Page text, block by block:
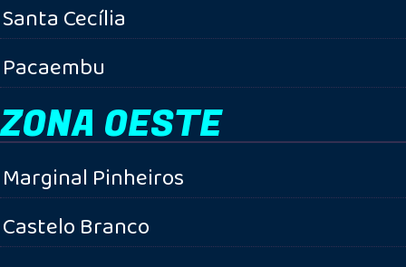
Santa Cecília
Pacaembu
ZONA OESTE
Marginal Pinheiros
Castelo Branco